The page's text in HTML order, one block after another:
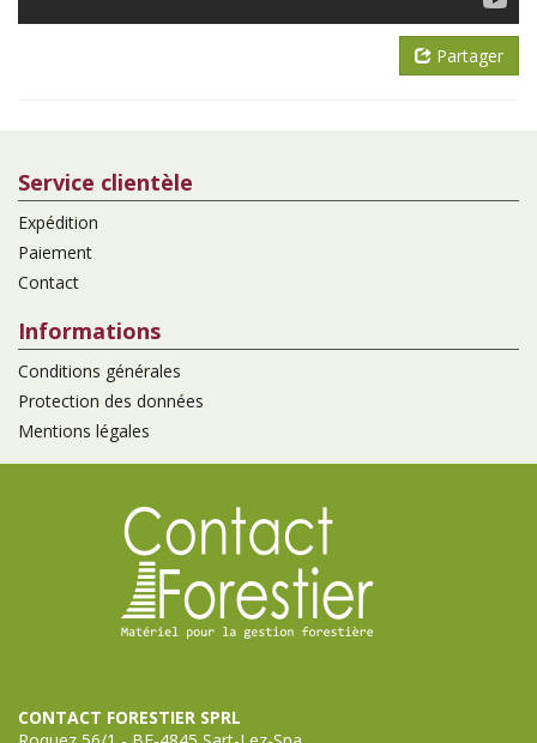
Partager
Service clientèle
Expédition
Paiement
Contact
Informations
Conditions générales
Protection des données
Mentions légales
CONTACT FORESTIER SPRL